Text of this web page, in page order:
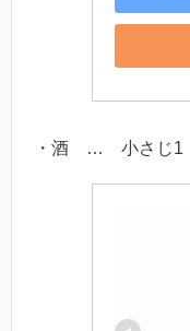
・酒 … 小さじ1